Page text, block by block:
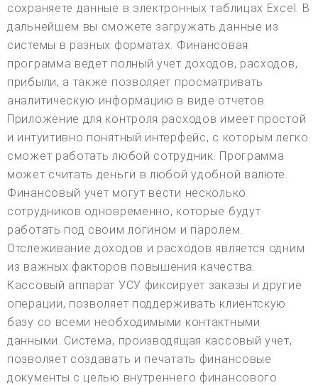
сохраняете данные в электронных таблицах Excel. В
дальнейшем вы сможете загружать данные из
системы в разных форматах. Финансовая
программа ведет полный учет доходов, расходов,
прибыли, а также позволяет просматривать
аналитическую информацию в виде отчетов.
Приложение для контроля расходов имеет простой
и интуитивно понятный интерфейс, с которым легко
сможет работать любой сотрудник. Программа
может считать деньги в любой удобной валюте.
Финансовый учет могут вести несколько
сотрудников одновременно, которые будут
работать под своим логином и паролем.
Отслеживание доходов и расходов является одним
из важных факторов повышения качества.
Кассовый аппарат УСУ фиксирует заказы и другие
операции, позволяет поддерживать клиентскую
базу со всеми необходимыми контактными
данными. Система, производящая кассовый учет,
позволяет создавать и печатать финансовые
документы с целью внутреннего финансового